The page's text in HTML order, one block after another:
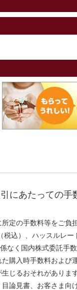
にあたっての手
定の手数料等をご
込）、ハッスルレ
なく国内株式委託手
購入時手数料および
じるおそれがあり
論見書、お客さま向